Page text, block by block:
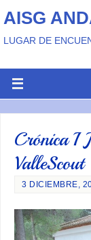
AISG
LUGAR DE
Crónica I
ValleScout
3 DICIEMBRE,